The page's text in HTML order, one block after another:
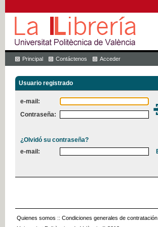
Principal Contáctenos Acceder
Usuario registrado
e-mail:
Contraseña:
¿Olvidó su contraseña?
e-mail:
Quienes somos :: Condiciones generales de contratación